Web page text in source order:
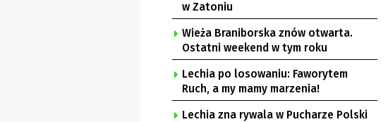
w Zatoniu
Wieża Braniborska znów otwarta.
Ostatni weekend w tym roku
Lechia po losowaniu: Faworytem
Ruch, a my mamy marzenia!
Lechia zna rywala w Pucharze Polski